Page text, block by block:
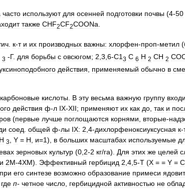
часто используют для осенней подготовки почвы (4-50
также CHF2CF2COONa
к-т и их производных важны: хлорфен-проп-метил (
3 -Г. для борьбы с овсюгом; 2 3 6-С1 3 С 6 Н 2 СН 2
действия применяемый обычно в
кислоты В эту весьма важную группу
действия ф-л IX-XII; применяют их как до так и
(первые лучше поглощаются корнями вторые-
соед общей ф-лы IX: 2 4-дихлорфеноксиуксусная к-
3 Y = H и=1), в больших масштабах используемые
зерновых культур (0,2-2 кг/га). Для этих же целей
и 2М-4ХМ). Эффективный гербицид 2,4,5-Т (X = = Y =
при его синтезе возможно образование примеси
где п- четное число, гербицидной активностью не